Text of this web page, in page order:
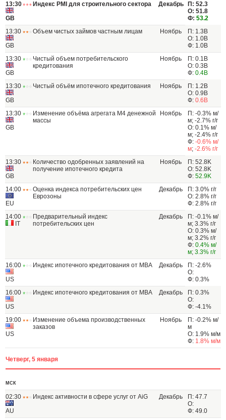
13:30
GB
Индекс PMI для строительного сектора Декабрь
П: 52.3
О: 51.8
Ф: 53.2
13:30
GB
Объем чистых займов частным лицам Ноябрь
П: 1.3B
О: 1.0B
Ф: 1.0B
13:30
GB
Чистый объем потребительского
кредитования
Ноябрь
П: 0.1B
О: 0.3B
Ф: 0.4B
13:30
GB
Чистый объём ипотечного кредитования Ноябрь
П: 1.2B
О: 0.9B
Ф: 0.6B
13:30
GB
Изменение объёма агрегата M4 денежной
массы
Ноябрь
П: -0.3% м/
м; -2.7% г/г
О: 0.1% м/
м; -2.4% г/г
Ф: -0.6% м/
м; -2.6% г/г
13:30
GB
Количество одобренных заявлений на
получение ипотечного кредита
Ноябрь
П: 52.8K
О: 52.8K
Ф: 52.9K
14:00
EU
Оценка индекса потребительских цен
Еврозоны
Декабрь
П: 3.0% г/г
О: 2.8% г/г
Ф: 2.8% г/г
14:00
IT
Предварительный индекс
потребительских цен
Декабрь
П: -0.1% м/
м; 3.3% г/г
О: 0.3% м/
м; 3.2% г/г
Ф: 0.4% м/
м; 3.3% г/г
16:00
US
Индекс ипотечного кредитования от МВА Декабрь
П: -2.6%
О:
Ф: 0.3%
16:00
US
Индекс ипотечного кредитования от МВА Декабрь
П: 0.3%
О:
Ф: -4.1%
19:00
US
Изменение объема производственных
заказов
Ноябрь
П: -0.2% м/
м
О: 1.9% м/м
Ф: 1.8% м/м
Четверг, 5 января
МСК
02:30
AU
Индекс активности в сфере услуг от AiG Декабрь
П: 47.7
О:
Ф: 49.0